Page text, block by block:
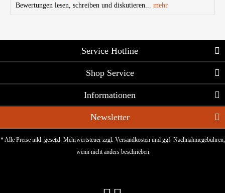
Bewertungen lesen, schreiben und diskutieren... mehr
Service Hotline
Shop Service
Informationen
Newsletter
* Alle Preise inkl. gesetzl. Mehrwertsteuer zzgl. Versandkostenund ggf. Nachnahmegebühren,
wenn nicht anders beschrieben